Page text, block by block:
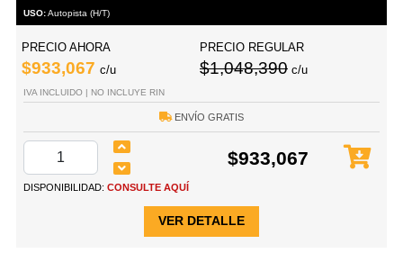
USO:Autopista (H/T)
PRECIO AHORA
$933,067 c/u
PRECIO REGULAR
$1,048,390 c/u
IVA INCLUIDO | NO INCLUYE RIN
ENVÍO GRATIS
$933,067
DISPONIBILIDAD: CONSULTE AQUÍ
VER DETALLE